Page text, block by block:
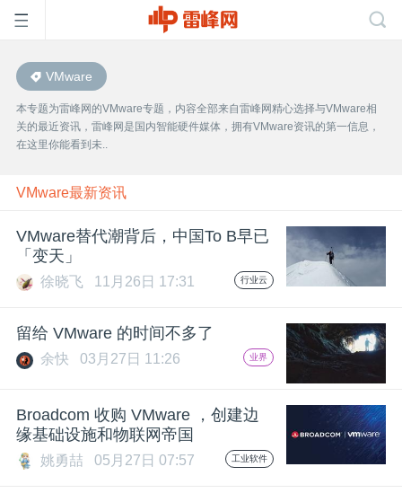
首
页
雷
峰
公
课
VMware
本专题为雷峰网的VMware专题，内容全部来自雷峰网精心选择与VMware相
关的最近资讯，雷峰网是国内智能硬件媒体，拥有VMware资讯的第一信息，
在这里你能看到未..
VMware最新资讯
VMware替代潮背后，中国To B早已
「变天」
徐晓飞 11月26日 17:31 行业云
留给 VMware 的时间不多了
余快 03月27日 11:26 业界
Broadcom 收购 VMware ，创建边
缘基础设施和物联网帝国
姚勇喆 05月27日 07:57 工业软件